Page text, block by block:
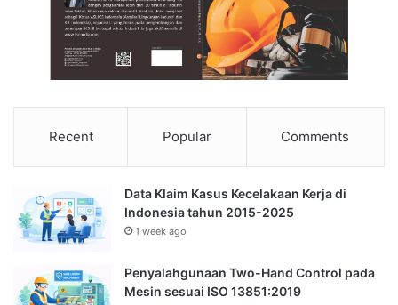
Recent Popular Comments
Data Klaim Kasus Kecelakaan Kerja di
Indonesia tahun 2015-2025
1 week ago
Penyalahgunaan Two-Hand Control pada
Mesin sesuai ISO 13851:2019